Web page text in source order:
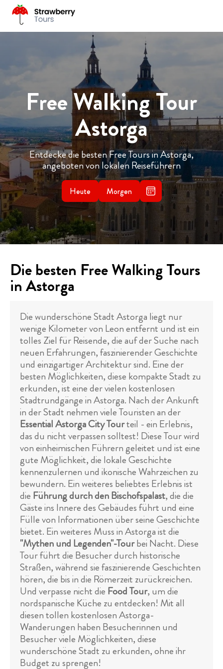
Free Walking Tour
Astorga
Entdecke die besten Free Tours in Astorga,
angeboten von lokalen Reiseführern
Heute Morgen
Die besten Free Walking Tours
in Astorga
Die wunderschöne Stadt Astorga liegt nur
wenige Kilometer von Leon entfernt und ist ein
tolles Ziel für Reisende, die auf der Suche nach
neuen Erfahrungen, faszinierender Geschichte
und einzigartiger Architektur sind. Eine der
besten Möglichkeiten, diese kompakte Stadt zu
erkunden, ist eine der vielen kostenlosen
Stadtrundgänge in Astorga. Nach der Ankunft
in der Stadt nehmen viele Touristen an der
Essential Astorga City Tourteil - ein Erlebnis,
das du nicht verpassen solltest! Diese Tour wird
von einheimischen Führern geleitet und ist eine
gute Möglichkeit, die lokale Geschichte
kennenzulernen und ikonische Wahrzeichen zu
bewundern. Ein weiteres beliebtes Erlebnis ist
die Führung durch den Bischofspalast, die die
Gäste ins Innere des Gebäudes führt und eine
Fülle von Informationen über seine Geschichte
bietet. Ein weiteres Muss in Astorga ist die
"Mythen und Legenden"-Tourbei Nacht. Diese
Tour führt die Besucher durch historische
Straßen, während sie faszinierende Geschichten
hören, die bis in die Römerzeit zurückreichen.
Und verpasse nicht die Food Tour, um die
nordspanische Küche zu entdecken! Mit all
diesen tollen kostenlosen Astorga-
Wanderungen haben Besucherinnen und
Besucher viele Möglichkeiten, diese
wunderschöne Stadt zu erkunden, ohne ihr
Budget zu sprengen!